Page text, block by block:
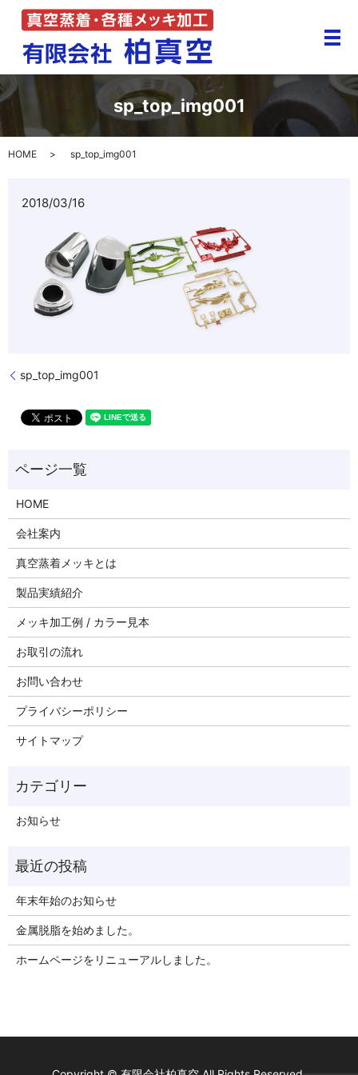
メ
sp_top_img001
HOME sp_top_img001
2018/03/16
sp_top_img001
HOME
会社案内
真空蒸着メッキとは
製品実績紹介
メッキ加工例 / カラー見本
お取引の流れ
お問い合わせ
プライバシーポリシー
サイトマップ
お知らせ
年末年始のお知らせ
金属脱脂を始めました。
ホームページをリニューアルしました。